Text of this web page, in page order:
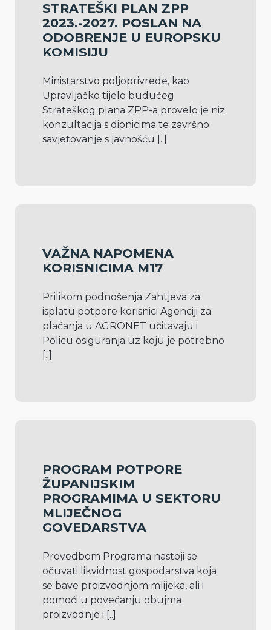
STRATEŠKI PLAN ZPP
2023.-2027. POSLAN NA
ODOBRENJE U EUROPSKU
KOMISIJU
Ministarstvo poljoprivrede, kao
Upravljačko tijelo budućeg
Strateškog plana ZPP-a provelo je niz
konzultacija s dionicima te završno
savjetovanje s javnošću [..]
VAŽNA NAPOMENA
KORISNICIMA M17
Prilikom podnošenja Zahtjeva za
isplatu potpore korisnici Agenciji za
plaćanja u AGRONET učitavaju i
[..]
PROGRAM POTPORE
ŽUPANIJSKIM
PROGRAMIMA U SEKTORU
MLIJEČNOG
GOVEDARSTVA
Provedbom Programa nastoji se
očuvati likvidnost gospodarstva koja
se bave proizvodnjom mlijeka, ali i
pomoći u povećanju obujma
proizvodnje i [..]